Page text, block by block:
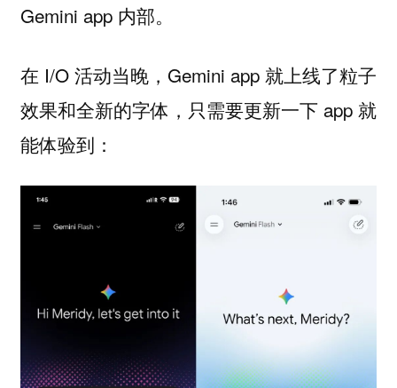
Gemini app 内部。
在 I/O 活动当晚，Gemini app 就上线了粒子
效果和全新的字体，只需要更新一下 app 就
能体验到：